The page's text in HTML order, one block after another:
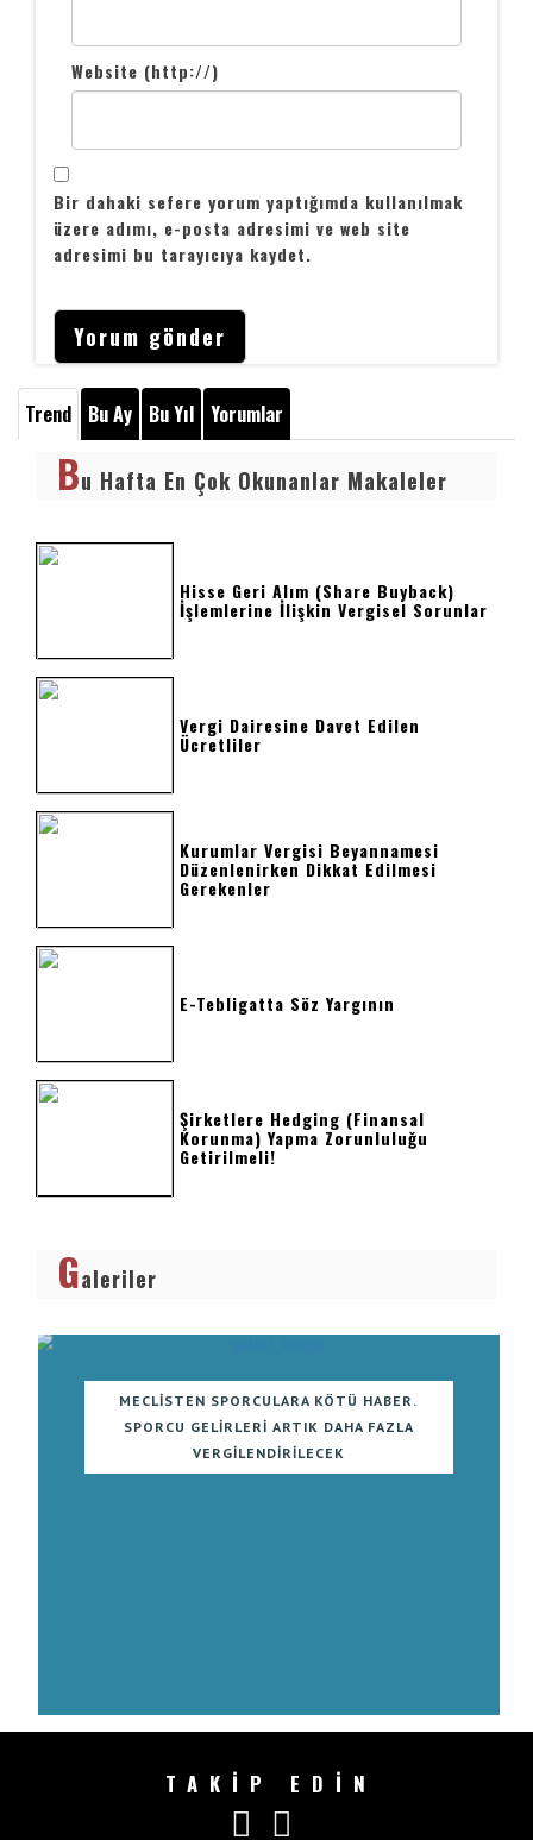
Website (http://)
Bir dahaki sefere yorum yaptığımda kullanılmak
üzere adımı, e-posta adresimi ve web site
adresimi bu tarayıcıya kaydet.
Trend Bu Ay Bu Yıl Yorumlar
Bu Hafta En Çok Okunanlar Makaleler
Hisse Geri Alım (Share Buyback)
İşlemlerine İlişkin Vergisel Sorunlar
Vergi Dairesine Davet Edilen
Ücretliler
Kurumlar Vergisi Beyannamesi
Düzenlenirken Dikkat Edilmesi
Gerekenler
E-Tebligatta Söz Yargının
Şirketlere Hedging (Finansal
Korunma) Yapma Zorunluluğu
Getirilmeli!
Galeriler
MECLISTEN SPORCULARA KÖTÜ HABER.
SPORCU GELIRLERI ARTIK DAHA FAZLA
VERGILENDIRILECEK
TAKİP EDİN